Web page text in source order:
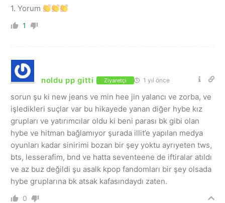
1. Yorum
1
noldu pp gitti Ziyaretçi 1 yıl önce
sorun şu ki new jeans ve min hee jin yalancı ve zorba, ve
işledikleri suçlar var bu hikayede yanan diğer hybe kız
grupları ve yatırımcılar oldu ki beni parası bk gibi olan
hybe ve hitman bağlamıyor şurada illit’e yapılan medya
oyunları kadar sinirimi bozan bir şey yoktu ayrıyeten tws,
bts, lesserafim, bnd ve hatta seventeene de iftiralar atıldı
ve az buz değildi şu asalk kpop fandomları bir şey olsada
hybe gruplarına bk atsak kafasındaydı zaten.
0